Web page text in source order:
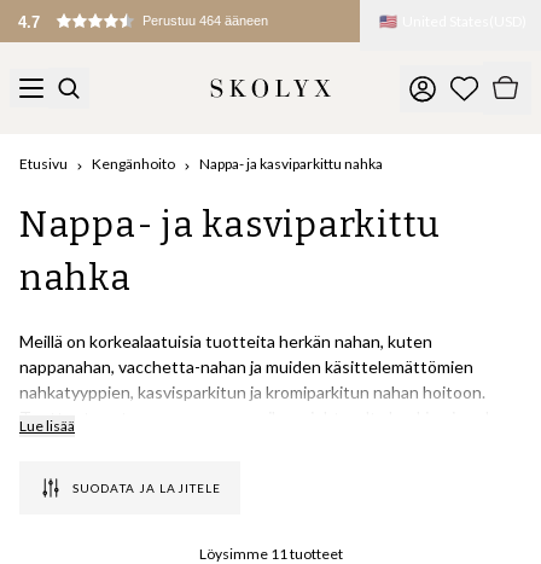
Tullit ja maksut peritään maahantuonnin yhteydessä
🇺🇸
Etusivu Kengänhoito Nappa- ja kasviparkittu nahka
Nappa- ja kasviparkittu
nahka
Meillä on korkealaatuisia tuotteita herkän nahan, kuten
nappanahan, vacchetta-nahan ja muiden käsittelemättömien
nahkatyyppien, kasvisparkitun ja kromiparkitun nahan hoitoon.
Tuotteet ovat muun muassa maailman johtavalta kenkien ja nahan
Nappa- tai vacchetta-nahka, joka on käsittelemätöntä ja
hellävaraisia puhdistusaineita ja hoitoaineita, joiden ainesosat eivät
Lue lisää
SUODATA JA LAJITELE
Löysimme 11tuotteet